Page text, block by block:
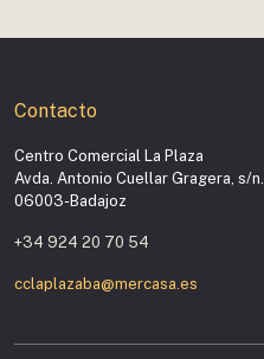
Contacto
Centro Comercial La Plaza
Avda. Antonio Cuellar Gragera, s/n.
06003-Badajoz
+34 924 20 70 54
cclaplazaba@mercasa.es